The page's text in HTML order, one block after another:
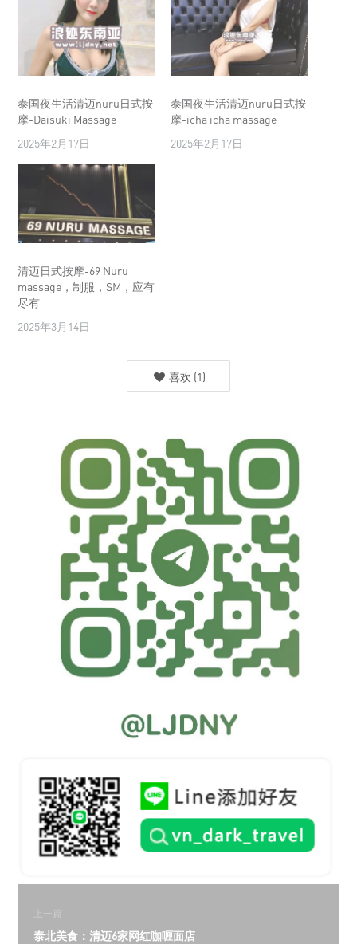
泰国夜生活清迈nuru日式按
摩-Daisuki Massage
2025年2月17日
泰国夜生活清迈nuru日式按
摩-icha icha massage
2025年2月17日
清迈日式按摩-69 Nuru
massage，制服，SM，应有
尽有
2025年3月14日
喜欢 (1)
上一篇
泰北美食：清迈6家网红咖喱面店